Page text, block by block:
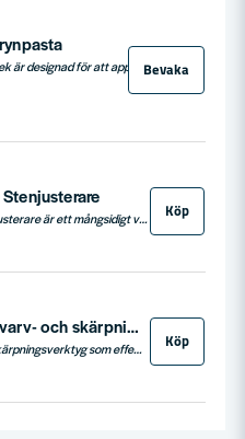
Bevaka
Tormek SP-650 Stenjusterare är ett mångsidigt verktyg som låter dig ändra slipegenskaperna på din Originalslipsten eller Blackstone Silicon. Med möjligheten att justera kornstorleken mellan 220 och 1000, säkerställer denna stenjusterare optimal slipning för både grov och fin bearbetning. Passar Tormek T-8, T-4 och äldre modeller. Köp
Tormek TT-50 Svarv- och skärpningsverktyg
Tormek TT-50 är ett skärpningsverktyg som effektivt svarvar din slipsten exakt rund och plan, kompatibelt med Tormeks universalstöd för enkelt och exakt arbete. Köp